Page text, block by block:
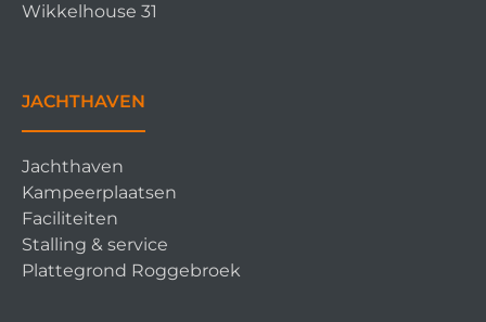
Wikkelhouse 31
JACHTHAVEN
Jachthaven
Kampeerplaatsen
Faciliteiten
Stalling & service
Plattegrond Roggebroek